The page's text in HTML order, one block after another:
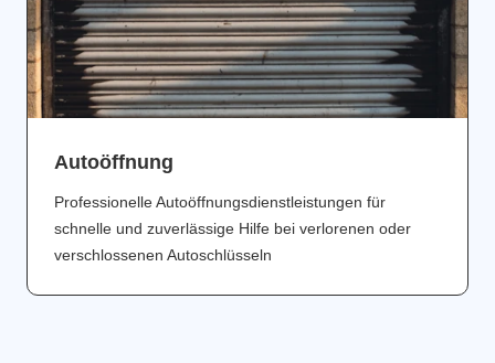
Аutoöffnung
Professionelle Autoöffnungsdienstleistungen für
schnelle und zuverlässige Hilfe bei verlorenen oder
verschlossenen Autoschlüsseln